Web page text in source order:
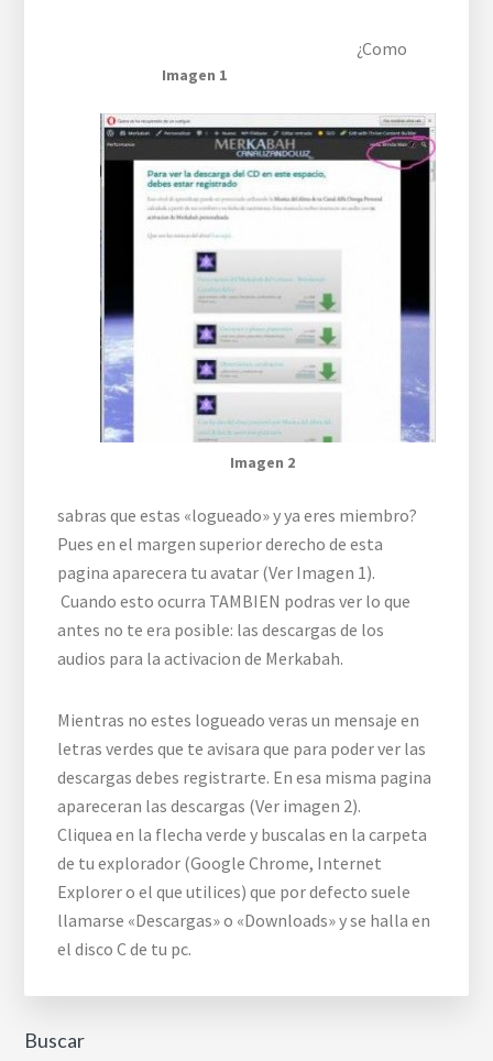
Imagen 1
Imagen 2
¿Como
sabras que estas «logueado» y ya eres miembro?
Pues en el margen superior derecho de esta
pagina aparecera tu avatar (Ver Imagen 1).
Cuando esto ocurra TAMBIEN podras ver lo que
antes no te era posible: las descargas de los
audios para la activacion de Merkabah.
Mientras no estes logueado veras un mensaje en
letras verdes que te avisara que para poder ver las
descargas debes registrarte. En esa misma pagina
apareceran las descargas (Ver imagen 2).
Cliquea en la flecha verde y buscalas en la carpeta
de tu explorador (Google Chrome, Internet
Explorer o el que utilices) que por defecto suele
llamarse «Descargas» o «Downloads» y se halla en
el disco C de tu pc.
Buscar